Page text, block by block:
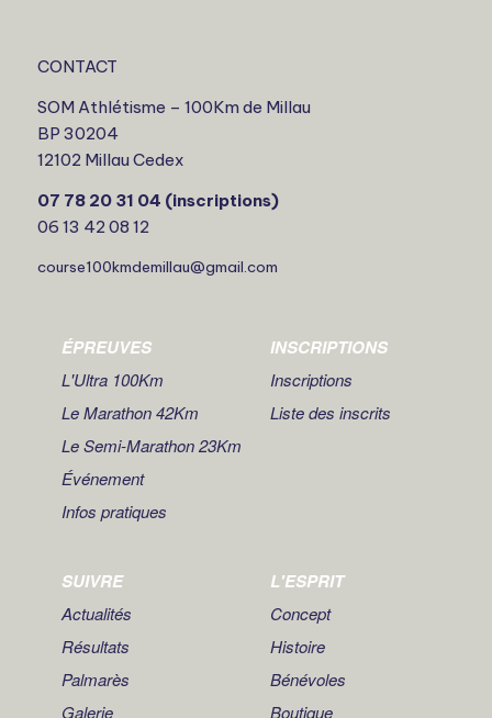
CONTACT
SOM Athlétisme – 100Km de Millau
BP 30204
12102 Millau Cedex
07 78 20 31 04 (inscriptions)
06 13 42 08 12
course100kmdemillau@gmail.com
ÉPREUVES
L'Ultra 100Km
Le Marathon 42Km
Le Semi-Marathon 23Km
Événement
Infos pratiques
INSCRIPTIONS
Inscriptions
Liste des inscrits
SUIVRE
Actualités
Résultats
Palmarès
Galerie
L'ESPRIT
Concept
Histoire
Bénévoles
Boutique